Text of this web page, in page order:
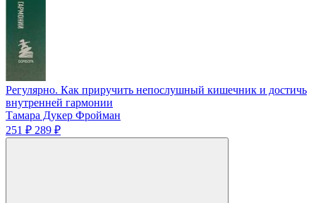
Регулярно. Как приручить непослушный кишечник и достичь
внутренней гармонии
Тамара Дукер Фройман
251 ₽ 289 ₽